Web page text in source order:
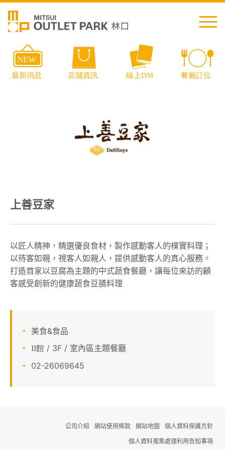
樓層導覽
關於我們
APP會員專區
上善豆家
以匠人精神，精選優良食材，製作感動客人的樸實料理；
以待客如親，視客人如親人，提供感動客人的真心服務。
打造首家以豆腐為主題的中式蔬食餐廳，讓每位來訪的顧
客感受創新的健康蔬食豆膳料理
美食&食品
II館 / 3F / 室內區主題餐廳
02-26069645
公司介紹 網站使用條款 網站地圖
個人資料保護方針
個人資料蒐集處理利用告知事項